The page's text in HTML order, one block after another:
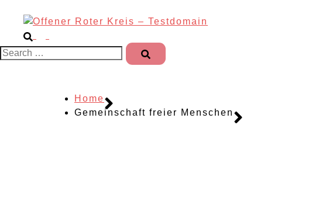
Search…
Home
Gemeinschaft freier Menschen